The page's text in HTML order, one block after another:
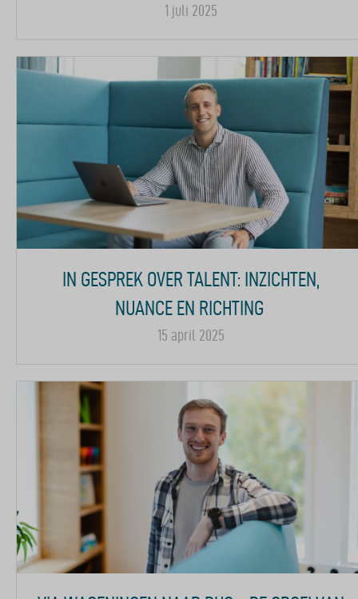
1 juli 2025
IN GESPREK OVER TALENT: INZICHTEN,
NUANCE EN RICHTING
15 april 2025